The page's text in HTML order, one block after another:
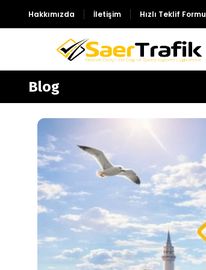
Hakkımızda İletişim Hızlı Teklif Formu
Blog